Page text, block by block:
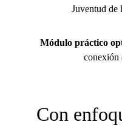
Juventud de
Módulo práctico
conexión
Con